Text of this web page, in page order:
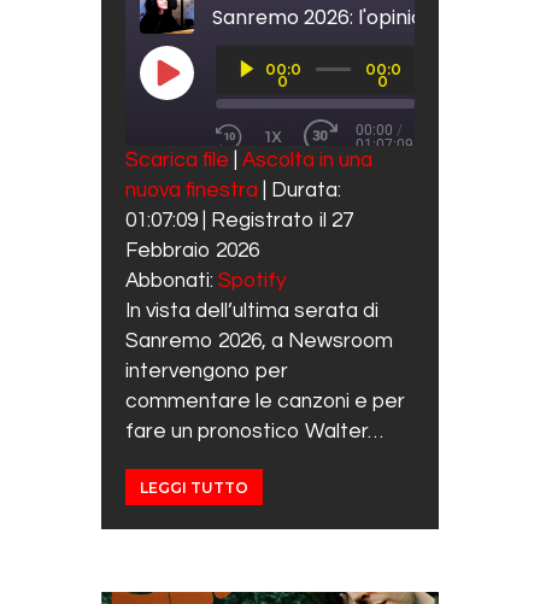
PLAY EPISODE
Audio
Player00:0
0
00:0
0
REWIND 10 SECONDS
1X
FAST FORWARD 30
00:00 /
01:07:09
SUBSCRIBE SHARE
Spotify
RSS FEED
SHARE
LINK
EMBED
Scarica file
Ascolta in una
nuova finestra
Durata:
01:07:09
Registrato il 27
Febbraio 2026
Abbonati: Spotify
In vista dell’ultima serata di
Sanremo 2026, a Newsroom
intervengono per
commentare le canzoni e per
fare un pronostico Walter…
LEGGI TUTTO